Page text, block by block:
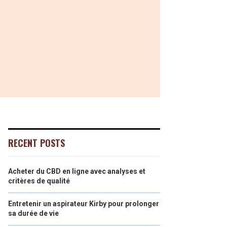
RECENT POSTS
Acheter du CBD en ligne avec analyses et
critères de qualité
Entretenir un aspirateur Kirby pour prolonger
sa durée de vie